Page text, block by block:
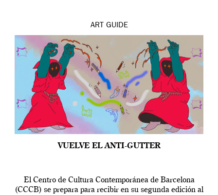
ART GUIDE
VUELVE EL ANTI-GUTTER
El Centro de Cultura Contemporánea de Barcelona
(CCCB) se prepara para recibir en su segunda edición al